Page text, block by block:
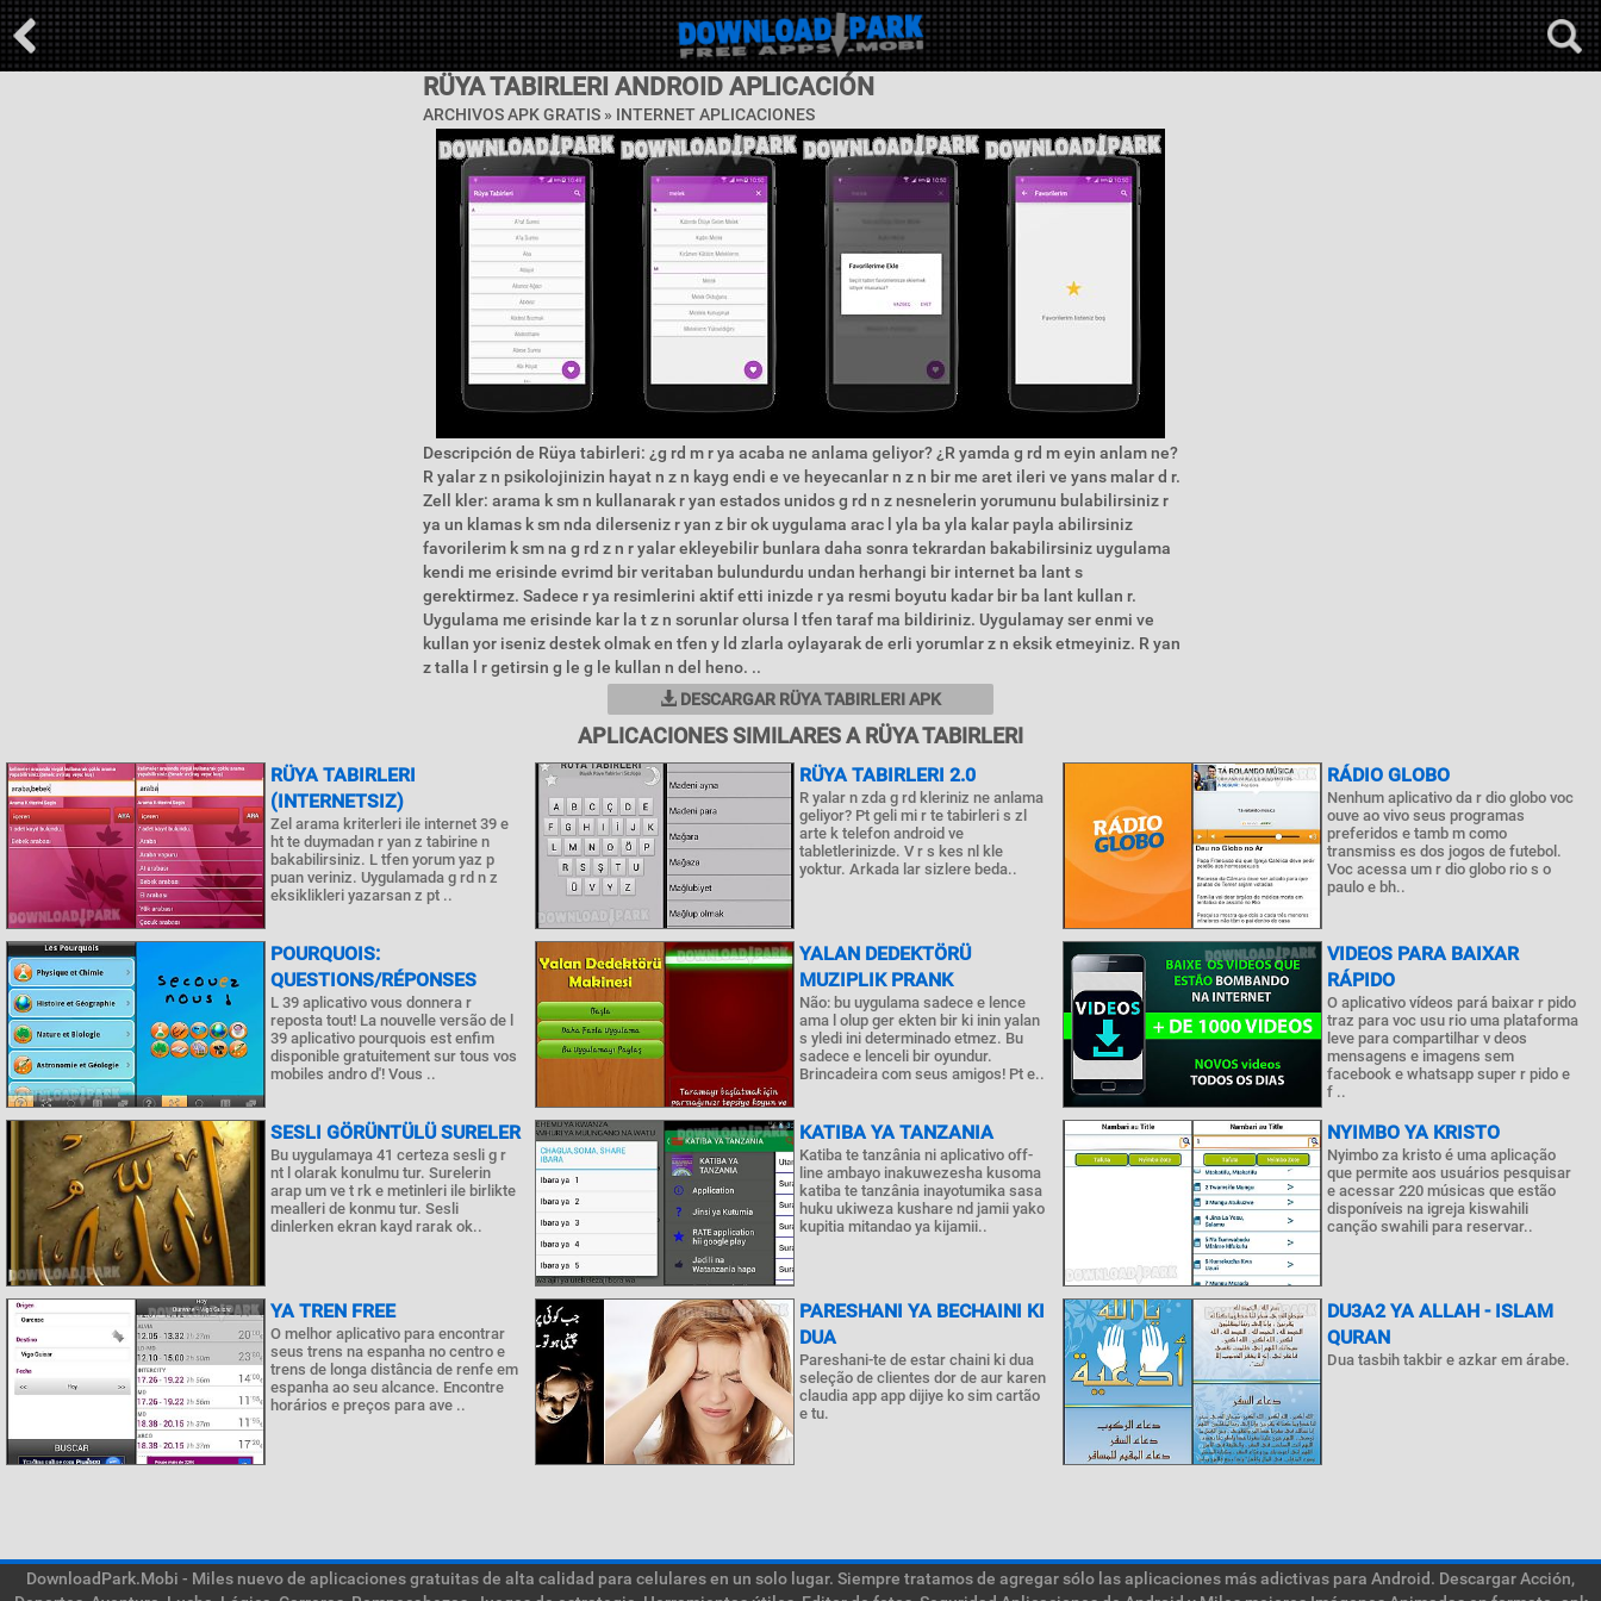
RÜYA TABIRLERI ANDROID APLICACIÓN
ARCHIVOS APK GRATIS » INTERNET APLICACIONES
Descripción de Rüya tabirleri: ¿g rd m r ya acaba ne anlama geliyor? ¿R yamda g rd m eyin anlam ne?
R yalar z n psikolojinizin hayat n z n kayg endi e ve heyecanlar n z n bir me aret ileri ve yans malar d r.
Zell kler: arama k sm n kullanarak r yan estados unidos g rd n z nesnelerin yorumunu bulabilirsiniz r
ya un klamas k sm nda dilerseniz r yan z bir ok uygulama arac l yla ba yla kalar payla abilirsiniz
favorilerim k sm na g rd z n r yalar ekleyebilir bunlara daha sonra tekrardan bakabilirsiniz uygulama
kendi me erisinde evrimd bir veritaban bulundurdu undan herhangi bir internet ba lant s
gerektirmez. Sadece r ya resimlerini aktif etti inizde r ya resmi boyutu kadar bir ba lant kullan r.
Uygulama me erisinde kar la t z n sorunlar olursa l tfen taraf ma bildiriniz. Uygulamay ser enmi ve
kullan yor iseniz destek olmak en tfen y ld zlarla oylayarak de erli yorumlar z n eksik etmeyiniz. R yan
z talla l r getirsin g le g le kullan n del heno. ..
DESCARGAR RÜYA TABIRLERI APK
APLICACIONES SIMILARES A RÜYA TABIRLERI
RÜYA TABIRLERI
(INTERNETSIZ)
Zel arama kriterleri ile internet 39 e
ht te duymadan r yan z tabirine n
bakabilirsiniz. L tfen yorum yaz p
puan veriniz. Uygulamada g rd n z
eksiklikleri yazarsan z pt ..
RÜYA TABIRLERI 2.0
R yalar n zda g rd kleriniz ne anlama
geliyor? Pt geli mi r te tabirleri s zl
arte k telefon android ve
tabletlerinizde. V r s kes nl kle
yoktur. Arkada lar sizlere beda..
RÁDIO GLOBO
Nenhum aplicativo da r dio globo voc
ouve ao vivo seus programas
preferidos e tamb m como
transmiss es dos jogos de futebol.
Voc acessa um r dio globo rio s o
paulo e bh..
POURQUOIS:
QUESTIONS/RÉPONSES
L 39 aplicativo vous donnera r
reposta tout! La nouvelle versão de l
39 aplicativo pourquois est enfim
disponible gratuitement sur tous vos
mobiles andro d'! Vous ..
YALAN DEDEKTÖRÜ
MUZIPLIK PRANK
Não: bu uygulama sadece e lence
ama l olup ger ekten bir ki inin yalan
s yledi ini determinado etmez. Bu
sadece e lenceli bir oyundur.
Brincadeira com seus amigos! Pt e..
VIDEOS PARA BAIXAR
RÁPIDO
O aplicativo vídeos pará baixar r pido
traz para voc usu rio uma plataforma
leve para compartilhar v deos
mensagens e imagens sem
facebook e whatsapp super r pido e
f ..
SESLI GÖRÜNTÜLÜ SURELER
Bu uygulamaya 41 certeza sesli g r
nt l olarak konulmu tur. Surelerin
arap um ve t rk e metinleri ile birlikte
mealleri de konmu tur. Sesli
dinlerken ekran kayd rarak ok..
KATIBA YA TANZANIA
Katiba te tanzânia ni aplicativo off-
line ambayo inakuwezesha kusoma
katiba te tanzânia inayotumika sasa
huku ukiweza kushare nd jamii yako
kupitia mitandao ya kijamii..
NYIMBO YA KRISTO
Nyimbo za kristo é uma aplicação
que permite aos usuários pesquisar
e acessar 220 músicas que estão
disponíveis na igreja kiswahili
canção swahili para reservar..
YA TREN FREE
O melhor aplicativo para encontrar
seus trens na espanha no centro e
trens de longa distância de renfe em
espanha ao seu alcance. Encontre
horários e preços para ave ..
PARESHANI YA BECHAINI KI
DUA
Pareshani-te de estar chaini ki dua
seleção de clientes dor de aur karen
claudia app app dijiye ko sim cartão
e tu.
DU3A2 YA ALLAH - ISLAM
QURAN
Dua tasbih takbir e azkar em árabe.
DownloadPark.Mobi - Miles nuevo de aplicaciones gratuitas de alta calidad para celulares en un solo lugar. Siempre tratamos de agregar sólo las aplicaciones más adictivas para Android. Descargar Acción,